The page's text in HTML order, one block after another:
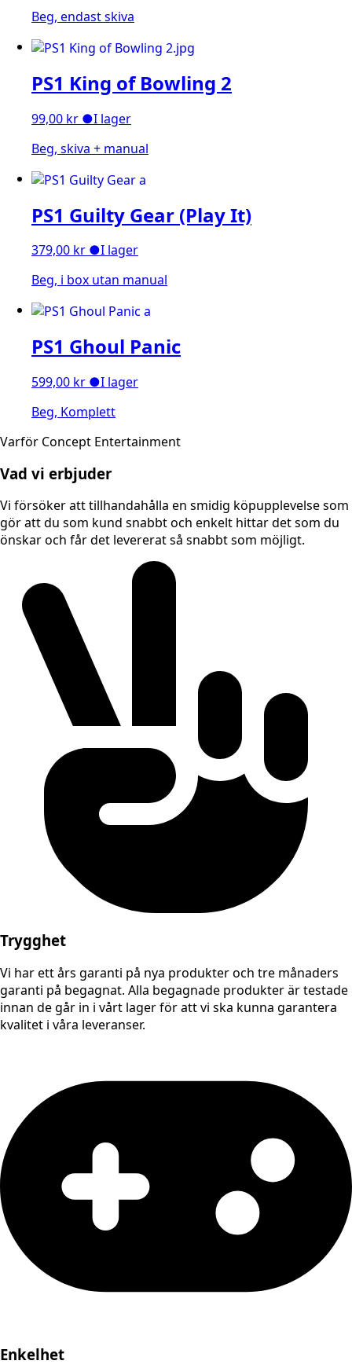
Beg, endast skiva
PS1 King of Bowling 2
99,00 kr ●I lager
Beg, skiva + manual
PS1 Guilty Gear (Play It)
379,00 kr ●I lager
Beg, i box utan manual
PS1 Ghoul Panic
599,00 kr ●I lager
Beg, Komplett
Varför Concept Entertainment
Vad vi erbjuder
Vi försöker att tillhandahålla en smidig köpupplevelse som
gör att du som kund snabbt och enkelt hittar det som du
önskar och får det levererat så snabbt som möjligt.
Trygghet
Vi har ett års garanti på nya produkter och tre månaders
garanti på begagnat. Alla begagnade produkter är testade
innan de går in i vårt lager för att vi ska kunna garantera
kvalitet i våra leveranser.
Enkelhet